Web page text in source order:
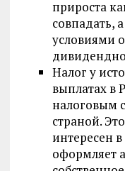
прироста
совпадать,
условиями
Налог у
выплатах в
налоговым
страной.
интересен
оформляет